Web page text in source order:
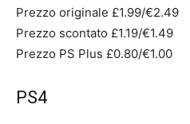
Prezzo originale £1.99/€2.49
Prezzo scontato £1.19/€1.49
Prezzo PS Plus £0.80/€1.00
PS4